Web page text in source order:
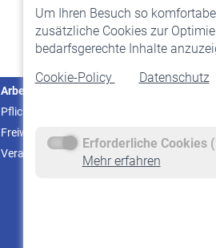
Um Ihren Besuch so
zusätzliche Cookies zur
bedarfsgerechte Inhalte
Cookie-Policy
Datenschutz
Erforderliche Cookies
Mehr erfahren
Arbeitgeber
Pflichtversicherung
Freiwillige Versicherung
Veranstaltungen